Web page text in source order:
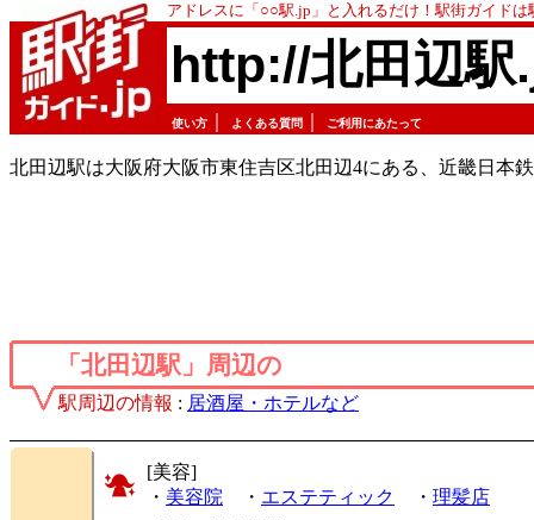
アドレスに「○○駅.jp」と入れるだけ！駅街ガイド
http://北田辺駅
使い方 よくある質問 ご利用にあたって
北田辺駅は大阪府大阪市東住吉区北田辺4にある、近畿日本
「北田辺駅」周辺の
駅周辺の情報 : 居酒屋・ホテルなど
[美容]
・ 美容院 ・ エステティック ・ 理髪店